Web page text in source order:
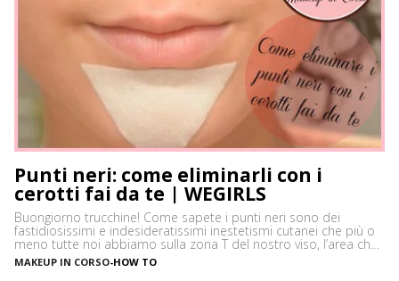
Punti neri: come eliminarli con i
cerotti fai da te | WEGIRLS
Buongiorno trucchine! Come sapete i punti neri sono dei
fastidiosissimi e indesideratissimi inestetismi cutanei che più o
meno tutte noi abbiamo sulla zona T del nostro viso, l’area che
è più spesso vittima di impurità e alterazioni del pH della pelle,
soprattutto se si ha la pelle grassa e non si usano prodotti
MAKEUP IN CORSO-HOW TO